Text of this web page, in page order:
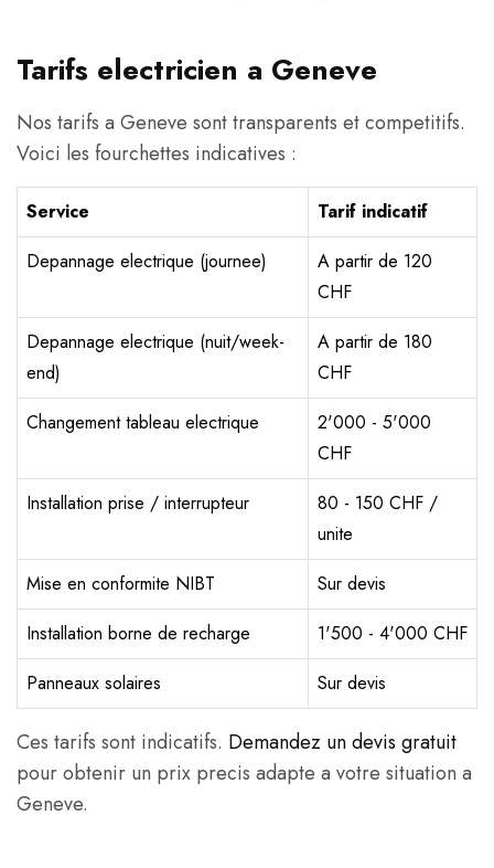
Tarifs electricien a Geneve
Nos tarifs a Geneve sont transparents et competitifs.
Voici les fourchettes indicatives :
Service
Tarif indicatif
Depannage electrique (journee)
A partir de 120
CHF
Depannage electrique (nuit/week-
end)
A partir de 180
CHF
Changement tableau electrique
2'000 - 5'000
CHF
Installation prise / interrupteur
80 - 150 CHF /
unite
Mise en conformite NIBT
Sur devis
Installation borne de recharge
1'500 - 4'000 CHF
Panneaux solaires
Sur devis
Ces tarifs sont indicatifs. Demandez un devis gratuit
pour obtenir un prix precis adapte a votre situation a
Geneve.